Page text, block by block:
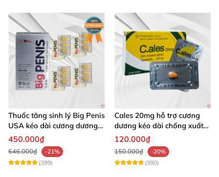
Thuốc tăng sinh lý Big Penis
USA kéo dài cương dương
chống xuất tinh sớm
450.000₫
646.000₫
-21%
(399)
Cales 20mg hỗ trợ cương
dương kéo dài chống xuất
tinh sớm thành phần
120.000₫
150.000₫
-20%
(390)